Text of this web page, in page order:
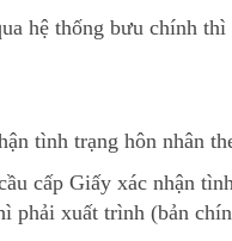
hệ thống bưu chính
tình trạng hôn nhân
cấp Giấy xác nhận
phải xuất trình (bản